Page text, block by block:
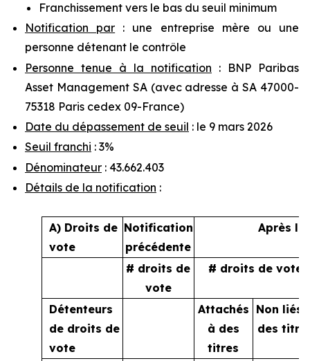
Franchissement vers le bas du seuil minimum
Notification par : une entreprise mère ou une
personne détenant le contrôle
Personne tenue à la notification : BNP Paribas
Asset Management SA (avec adresse à SA 47000-
75318 Paris cedex 09-France)
Date du dépassement de seuil : le 9 mars 2026
Seuil franchi : 3%
Dénominateur : 43.662.403
Détails de la notification :
A) Droits de
vote
Notification
précédente
Après
# droits de
vote
# droits de vote
Détenteurs
de droits de
vote
Attachés
à des
titres
Non liés
des